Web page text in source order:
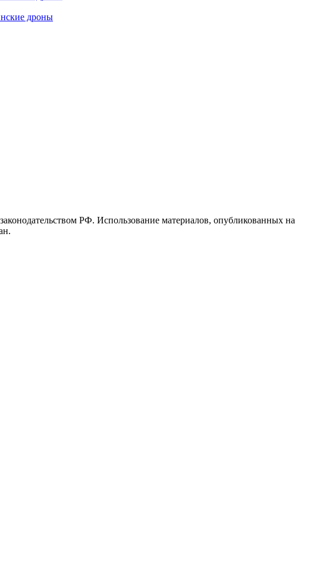
дроны
РФ. Использование материалов, опубликованных на